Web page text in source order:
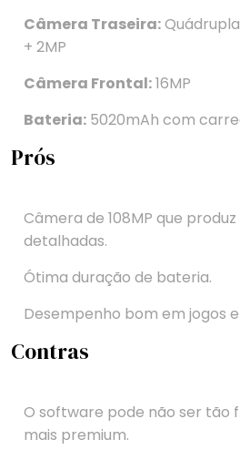
Câmera Traseira:Quádrupla
+ 2MP
Câmera Frontal:16MP
Bateria: 5020mAh com
Prós
Câmera de 108MP que
detalhadas.
Ótima duração de bateria.
Desempenho bom em jogos
Contras
O software pode não ser tão
mais premium.